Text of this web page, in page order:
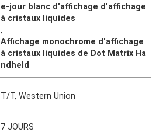
e-jour blanc d'affichage d'affichage
à cristaux liquides
,
Affichage monochrome d'affichage
à cristaux liquides de Dot Matrix Ha
ndheld
T/T, Western Union
7 JOURS